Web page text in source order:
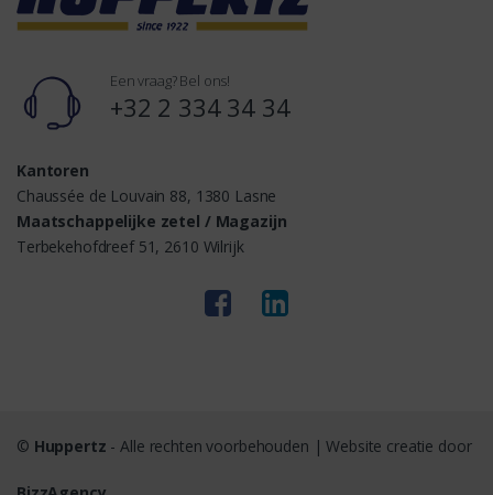
Een vraag? Bel ons!
+32 2 334 34 34
Kantoren
Chaussée de Louvain 88, 1380 Lasne
Maatschappelijke zetel / Magazijn
Terbekehofdreef 51, 2610 Wilrijk
© Huppertz - Alle rechten voorbehouden | Website creatie door